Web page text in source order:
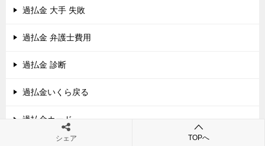
過払金 大手 失敗
過払金 弁護士費用
過払金 診断
過払金いくら戻る
過払金カード
シェア TOPへ